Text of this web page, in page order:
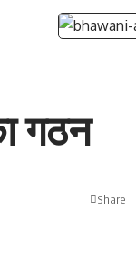
गठन
Share